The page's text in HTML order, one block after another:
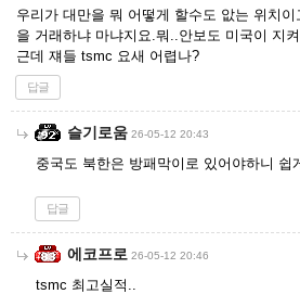
우리가 대만을 뭐 어떻게 할수도 앖는 위치
을 거래하냐 마냐지요.뭐..안보도 미국이 지
근데 쟤들 tsmc 요새 어렵나?
답글
슬기로움 26-05-12 20:43
중국도 북한은 방패막이로 있어야하니 쉽
답글
에코프로 26-05-12 20:46
tsmc 최고실적..